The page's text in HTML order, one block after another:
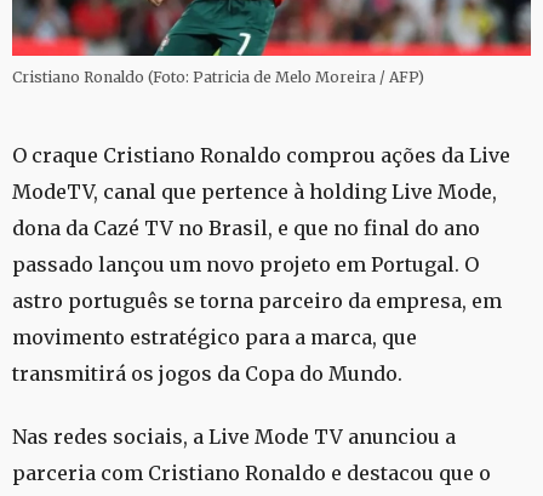
Cristiano Ronaldo (Foto: Patricia de Melo Moreira / AFP)
O craque Cristiano Ronaldo comprou ações da Live
ModeTV, canal que pertence à holding Live Mode,
dona da Cazé TV no Brasil, e que no final do ano
passado lançou um novo projeto em Portugal. O
astro português se torna parceiro da empresa, em
movimento estratégico para a marca, que
transmitirá os jogos da Copa do Mundo.
Nas redes sociais, a Live Mode TV anunciou a
parceria com Cristiano Ronaldo e destacou que o